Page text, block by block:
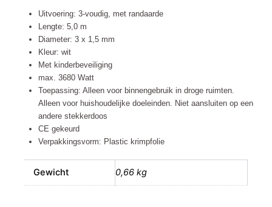
Sn
(3x1,5mm)
aantal
Uitvoering: 3-voudig, met randaarde
Lengte: 5,0 m
Diameter: 3 x 1,5 mm
Kleur: wit
Met kinderbeveiliging
max. 3680 Watt
Toepassing: Alleen voor binnengebruik in droge ruimten.
Alleen voor huishoudelijke doeleinden. Niet aansluiten op een
andere stekkerdoos
CE gekeurd
Verpakkingsvorm: Plastic krimpfolie
Gewicht 0,66 kg